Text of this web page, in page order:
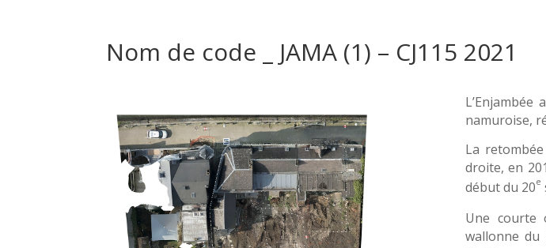
Nom de code _ JAMA (1) – CJ115 2021
namuroise,
La
droite, en
début du 20e
Une courte
wallonne du